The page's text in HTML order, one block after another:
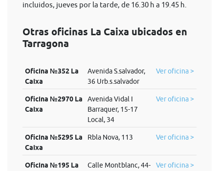
incluidos, jueves por la tarde, de 16.30 h a 19.45 h.
Otras oficinas La Caixa ubicados en
Tarragona
Oficina №352 La
Caixa
Avenida S.salvador,
36 Urb.s.salvador
Ver oficina >
Oficina №2970 La
Caixa
Avenida Vidal I
Barraquer, 15-17
Local, 34
Ver oficina >
Oficina №5295 La
Caixa
Rbla Nova, 113 Ver oficina >
Oficina №195 La
Calle Montblanc, 44-
Ver oficina >